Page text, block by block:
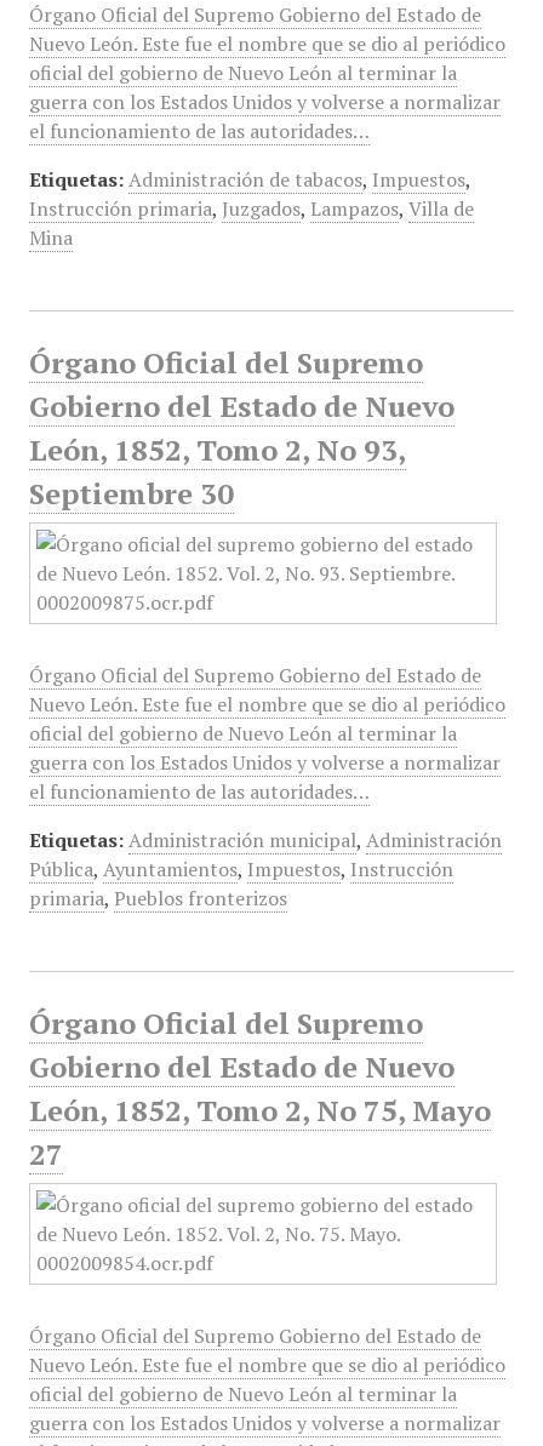
Órgano Oficial del Supremo Gobierno del Estado de
Nuevo León. Este fue el nombre que se dio al periódico
oficial del gobierno de Nuevo León al terminar la
guerra con los Estados Unidos y volverse a normalizar
el funcionamiento de las autoridades…
Etiquetas: Administración de tabacos, Impuestos,
Instrucción primaria, Juzgados, Lampazos, Villa de
Mina
Órgano Oficial del Supremo
Gobierno del Estado de Nuevo
León, 1852, Tomo 2, No 93,
Septiembre 30
Órgano Oficial del Supremo Gobierno del Estado de
Nuevo León. Este fue el nombre que se dio al periódico
oficial del gobierno de Nuevo León al terminar la
guerra con los Estados Unidos y volverse a normalizar
el funcionamiento de las autoridades…
Etiquetas: Administración municipal, Administración
Pública, Ayuntamientos, Impuestos, Instrucción
primaria, Pueblos fronterizos
Órgano Oficial del Supremo
Gobierno del Estado de Nuevo
León, 1852, Tomo 2, No 75, Mayo
27
Órgano Oficial del Supremo Gobierno del Estado de
Nuevo León. Este fue el nombre que se dio al periódico
oficial del gobierno de Nuevo León al terminar la
guerra con los Estados Unidos y volverse a normalizar